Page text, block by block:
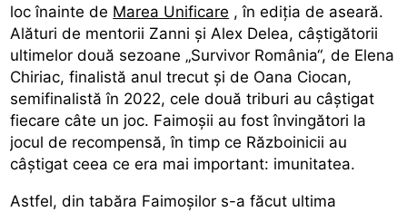
loc înainte de Marea Unificare , în ediția de aseară.
Alături de mentorii Zanni și Alex Delea, câștigătorii
ultimelor două sezoane „Survivor România“, de Elena
Chiriac, finalistă anul trecut și de Oana Ciocan,
semifinalistă în 2022, cele două triburi au câștigat
fiecare câte un joc. Faimoșii au fost învingători la
jocul de recompensă, în timp ce Războinicii au
câștigat ceea ce era mai important: imunitatea.
Astfel, din tabăra Faimoșilor s-a făcut ultima